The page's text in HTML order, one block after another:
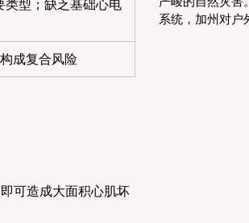
类型；缺乏基础心电
成复合风险
可造成大面积心肌坏
系统，加州对户